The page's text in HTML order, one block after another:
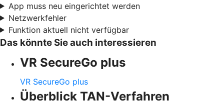
App muss neu eingerichtet werden
Netzwerkfehler
Funktion aktuell nicht verfügbar
Das könnte Sie auch interessieren
VR SecureGo plus
VR SecureGo plus
Überblick TAN-Verfahren